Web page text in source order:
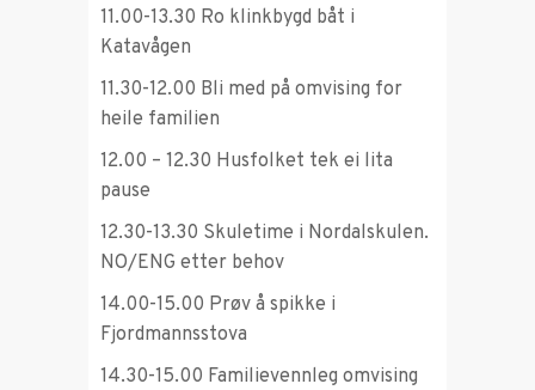
11.00-13.30 Ro klinkbygd båt i
Katavågen
11.30-12.00 Bli med på omvising for
heile familien
12.00 – 12.30 Husfolket tek ei lita
pause
12.30-13.30 Skuletime i Nordalskulen.
NO/ENG etter behov
14.00-15.00 Prøv å spikke i
Fjordmannsstova
14.30-15.00 Familievennleg omvising